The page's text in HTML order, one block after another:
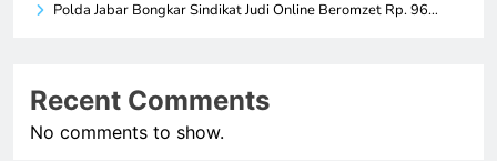
Polda Jabar Bongkar Sindikat Judi Online Beromzet Rp. 96…
Recent Comments
No comments to show.